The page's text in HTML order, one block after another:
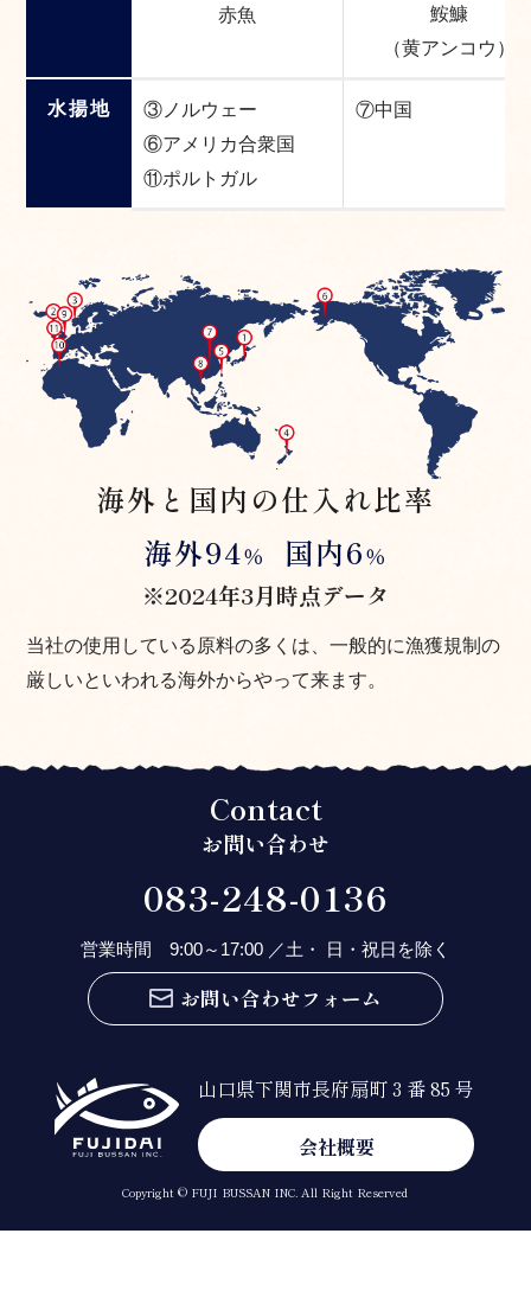
赤魚
鮟鱇
（黄アンコウ）
水揚地
③ノルウェー
⑥アメリカ合衆国
⑪ポルトガル
⑦中国
海外と国内の仕入れ比率
海外94％ 国内6％
※2024年3月時点データ
当社の使用している原料の多くは、一般的に漁獲規制の
厳しいといわれる海外からやって来ます。
山口県下関市長府扇町 3 番 85 号
会社概要
Copyright © FUJI BUSSAN INC. All Right Reserved
Contact
お問い合わせ
083-248-0136
営業時間 9:00～17:00 ／土・ 日・祝日を除く
お問い合わせフォーム